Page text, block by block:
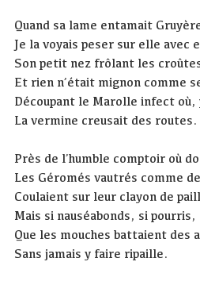
Quand sa lame entamait
Je la voyais peser sur elle avec
Son petit nez frôlant les
Et rien n’était mignon comme
Découpant le Marolle infect
La vermine creusait des routes.
Près de l’humble comptoir où
Les Géromés vautrés comme
Coulaient sur leur clayon de
Mais si nauséabonds, si pourris,
Que les mouches battaient des
Sans jamais y faire ripaille.